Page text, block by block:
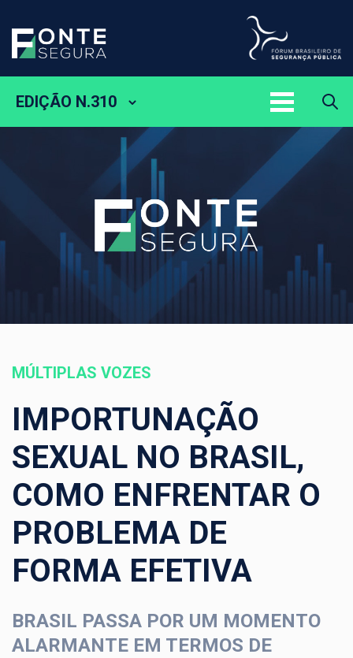
EDIÇÃO N.310
MÚLTIPLAS VOZES
IMPORTUNAÇÃO
SEXUAL NO BRASIL,
COMO ENFRENTAR O
PROBLEMA DE
FORMA EFETIVA
BRASIL PASSA POR UM MOMENTO
ALARMANTE EM TERMOS DE